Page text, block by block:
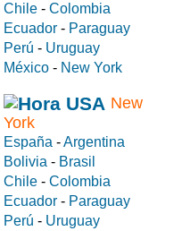
Chile - Colombia
Ecuador - Paraguay
Perú - Uruguay
México - New York
New
York
España -Argentina
Bolivia - Brasil
Chile - Colombia
Ecuador - Paraguay
Perú - Uruguay